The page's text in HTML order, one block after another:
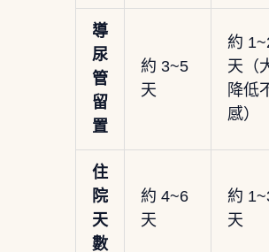
導
尿
管
留
置
約 3~5
天
約
天（
降低
感）
住
院
天
數
約 4~6
天
約
天